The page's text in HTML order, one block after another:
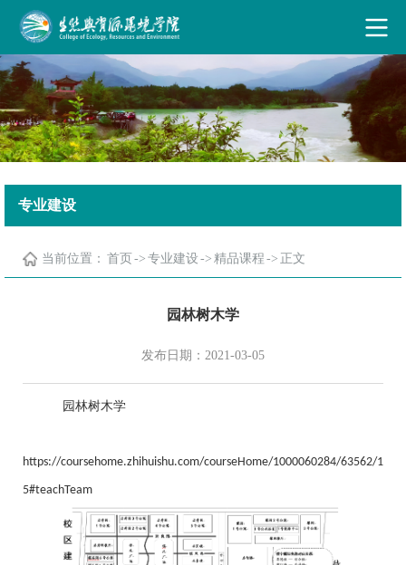
古天乐代言太阳集团·(中国)能源有限公司
专业建设
当前位置： 首页 -> 专业建设 -> 精品课程 -> 正文
园林树木学
发布日期：2021-03-05
园林树木学
https://coursehome.zhihuishu.com/courseHome/1000060284/63562/1
5#teachTeam